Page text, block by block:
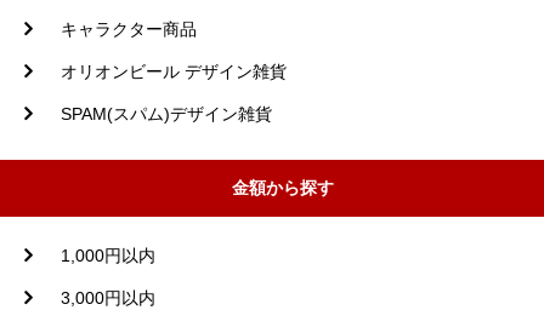
キャラクター商品
オリオンビール デザイン雑貨
SPAM(スパム)デザイン雑貨
金額から探す
1,000円以内
3,000円以内